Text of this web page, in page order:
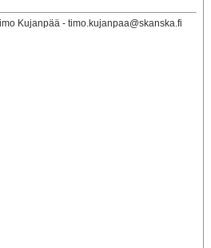
Kujanpää - timo.kujanpaa@skanska.fi